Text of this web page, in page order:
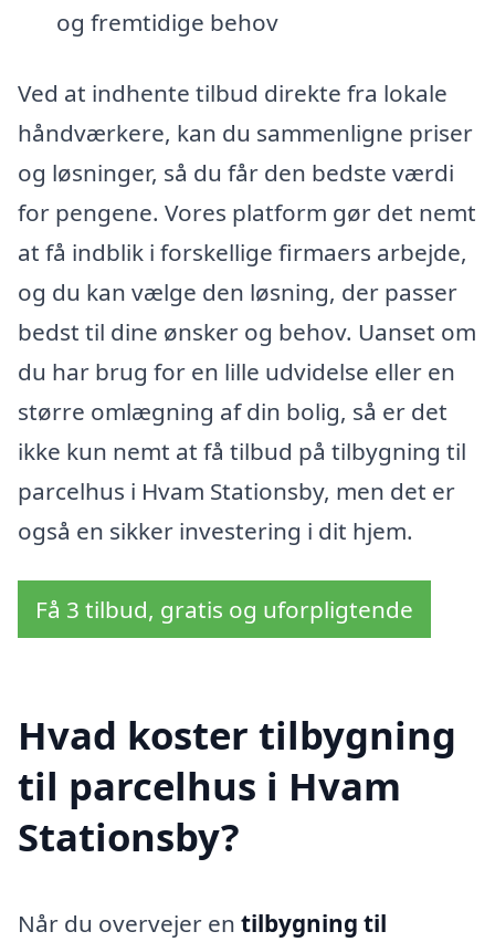
og fremtidige behov
Ved at indhente tilbud direkte fra lokale
håndværkere, kan du sammenligne priser
og løsninger, så du får den bedste værdi
for pengene. Vores platform gør det nemt
at få indblik i forskellige firmaers arbejde,
og du kan vælge den løsning, der passer
bedst til dine ønsker og behov. Uanset om
du har brug for en lille udvidelse eller en
større omlægning af din bolig, så er det
ikke kun nemt at få tilbud på tilbygning til
parcelhus i Hvam Stationsby, men det er
også en sikker investering i dit hjem.
Få 3 tilbud, gratis og uforpligtende
Hvad koster tilbygning
til parcelhus i Hvam
Stationsby?
Når du overvejer en tilbygning til